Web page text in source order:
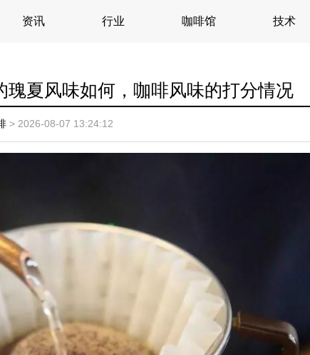
资讯 行业 咖啡馆 技术
夏风味如何，咖啡风味的打分情况
> 2026-08-07 13:24:12